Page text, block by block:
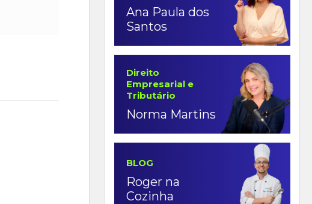
Ana Paula dos
Santos
Direito
Empresarial e
Tributário
Norma Martins
BLOG
Roger na
Cozinha